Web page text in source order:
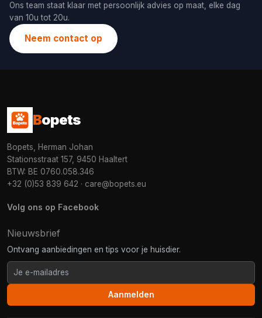
Ons team staat klaar met persoonlijk advies op maat, elke dag
van 10u tot 20u.
Neem contact op
Bopets
Bopets, Herman Johan
Stationsstraat 157, 9450 Haaltert
BTW: BE 0760.058.346
+32 (0)53 839 642 · care@bopets.eu
Volg ons op Facebook
Nieuwsbrief
Ontvang aanbiedingen en tips voor je huisdier.
Aanmelden